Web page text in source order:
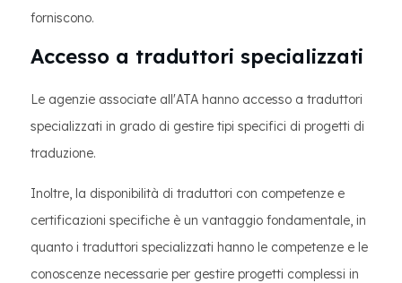
forniscono.
Accesso a traduttori specializzati
Le agenzie associate all'ATA hanno accesso a traduttori
specializzati in grado di gestire tipi specifici di progetti di
traduzione.
Inoltre, la disponibilità di traduttori con competenze e
certificazioni specifiche è un vantaggio fondamentale, in
quanto i traduttori specializzati hanno le competenze e le
conoscenze necessarie per gestire progetti complessi in